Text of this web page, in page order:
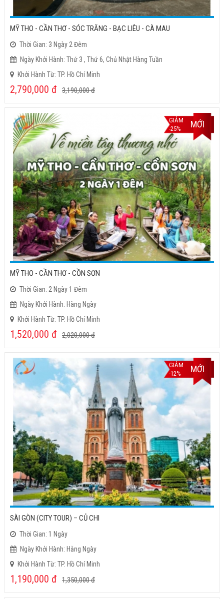
MỸ THO - CẦN THƠ - SÓC TRĂNG - BẠC LIÊU - CÀ MAU
Thời Gian: 3 Ngày 2 Đêm
Ngày Khởi Hành: Thứ 3 , Thứ 6, Chủ Nhật Hàng Tuần
Khởi Hành Từ: TP. Hồ Chí Minh
2,790,000 đ 3,190,000đ
GIẢM
-25%
MỚI
MỸ THO - CẦN THƠ - CỒN SƠN
Thời Gian: 2 Ngày 1 Đêm
Ngày Khởi Hành: Hàng Ngày
Khởi Hành Từ: TP. Hồ Chí Minh
1,520,000 đ 2,020,000đ
GIẢM
-12%
MỚI
SÀI GÒN (CITY TOUR) – CỦ CHI
Thời Gian: 1 Ngày
Ngày Khởi Hành: Hằng Ngày
Khởi Hành Từ: TP. Hồ Chí Minh
1,190,000 đ 1,350,000đ